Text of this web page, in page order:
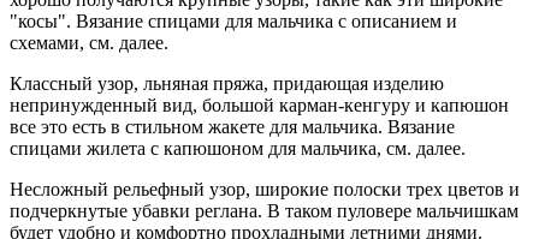
"косы". Вязание спицами для мальчика с описанием и
схемами, см. далее.
Классный узор, льняная пряжа, придающая изделию
непринужденный вид, большой карман-кенгуру и капюшон
все это есть в стильном жакете для мальчика. Вязание
спицами жилета с капюшоном для мальчика, см. далее.
Несложный рельефный узор, широкие полоски трех цветов и
подчеркнутые убавки реглана. В таком пуловере мальчишкам
будет удобно и комфортно прохладными летними днями.